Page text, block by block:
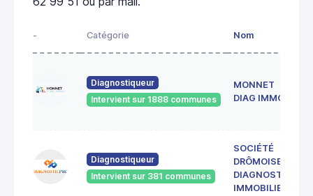
- Catégorie Nom
Diagnostiqueur
Intervient sur 1888 communes
MONNET
DIAG IMMO
Diagnostiqueur
Intervient sur 381 communes
SOCIÉTÉ
DRÔMOISE DE
DIAGNOSTICS
IMMOBILIERS